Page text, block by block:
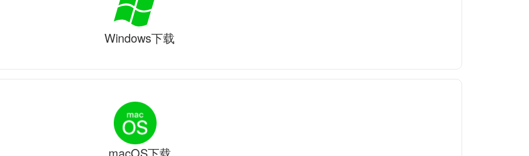
Windows下载